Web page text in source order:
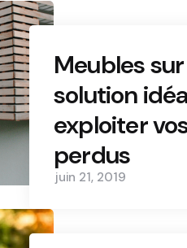
Meubles
solution
exploiter
perdus
juin 21, 2019